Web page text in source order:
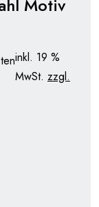
Motiv
inkl. 19 %
MwSt. zzgl.